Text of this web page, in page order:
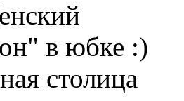
в юбке :)
столица